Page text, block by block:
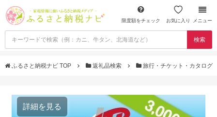
限度額をチェック お気に入り メニュー
検索
ふるさと納税ナビ TOP 返礼品検索 旅行・チケット・カタログ
詳細を見る